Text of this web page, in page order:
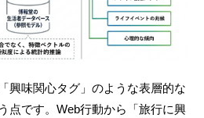
興味関心タグ」のような表層的な
点です。Web行動から「旅行に興